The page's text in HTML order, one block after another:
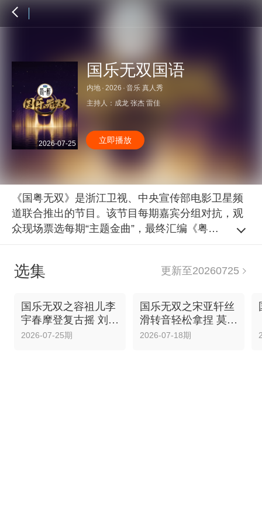
2026-07-25
国乐无双国语
内地 · 2026 · 音乐 真人秀
主持人： 成龙 张杰 雷佳
立即播放
《国粤无双》是浙江卫视、中央宣传部电影卫星频
道联合推出的节目。该节目每期嘉宾分组对抗，观
众现场票选每期“主题金曲”，最终汇编《粤无双》实
影卫星频道播出。
更新至20260725
选集
国乐无双之容祖儿李
宇春摩登复古摇 刘宇
水舞台唱跳<爱的主
2026-07-25期
国乐无双之宋亚轩丝
滑转音轻松拿捏 莫文
蔚李宇春花式讲冷笑
2026-07-18期